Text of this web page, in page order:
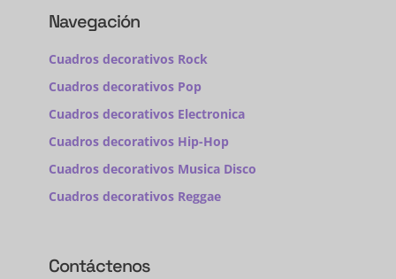
Navegación
Cuadros decorativos Rock
Cuadros decorativos Pop
Cuadros decorativos Electronica
Cuadros decorativos Hip-Hop
Cuadros decorativos Musica Disco
Cuadros decorativos Reggae
Contáctenos